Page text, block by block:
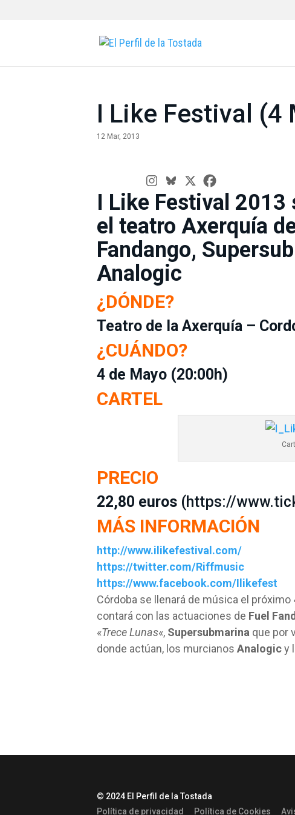
I Like Festival (4
12 Mar, 2013
I Like Festival 2013
el teatro Axerquía
Fandango,
Analogic
¿DÓNDE?
Teatro de la Axerquía –
¿CUÁNDO?
4 de Mayo (20:00h)
CARTEL
PRECIO
22,80 euros (https://
MÁS INFORMACIÓN
http://www.ilikefestival.com/
https://twitter.com/Riffmusic
https://www.facebook.com/Ilikefest
Córdoba se llenará de música el próximo
contará con las actuaciones de Fuel
«Trece Lunas«, Supersubmarina que por
donde actúan, los murcianos Analogicy
© 2024 El Perfil de la Tostada
Política de privacidad
Política de Cookies